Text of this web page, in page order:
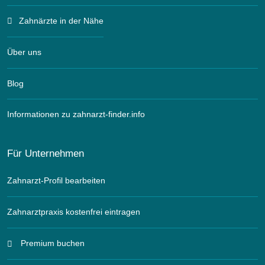
Zahnärzte in der Nähe
Über uns
Blog
Informationen zu zahnarzt-finder.info
Für Unternehmen
Zahnarzt-Profil bearbeiten
Zahnarztpraxis kostenfrei eintragen
Premium buchen